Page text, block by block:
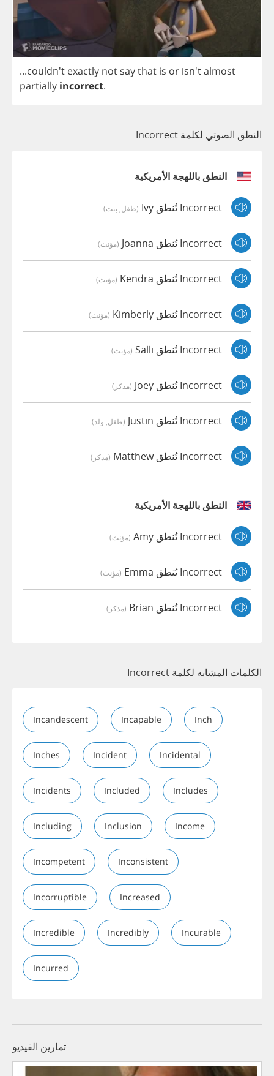
...couldn't exactly not saythat is or isn'talmost
partially incorrect.
النطق الصوتي لكلمة Incorrect
النطق باللهجة الأمريكية
Incorrect تُنطق Ivy (طفل, بنت)
Incorrect تُنطق Joanna (مؤنث)
Incorrect تُنطق Kendra (مؤنث)
Incorrect تُنطق Kimberly (مؤنث)
Incorrect تُنطق Salli (مؤنث)
Incorrect تُنطق Joey (مذكر)
Incorrect تُنطق Justin (طفل, ولد)
Incorrect تُنطق Matthew (مذكر)
النطق باللهجة الأمريكية
Incorrect تُنطق Amy (مؤنث)
Incorrect تُنطق Emma (مؤنث)
Incorrect تُنطق Brian (مذكر)
الكلمات المشابه لكلمة Incorrect
Incandescent Incapable Inch
Inches Incident Incidental
Incidents Included Includes
Including Inclusion Income
Incompetent Inconsistent
Incorruptible Increased
Incredible Incredibly Incurable
Incurred
تمارين الفيديو